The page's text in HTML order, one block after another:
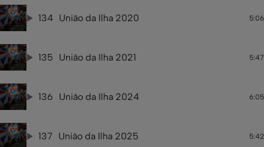
134 União da Ilha 2020 5:06
135 União da Ilha 2021 5:47
136 União da Ilha 2024 6:05
137 União da Ilha 2025 5:42